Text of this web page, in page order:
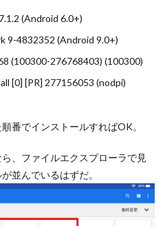
(Android 6.0+)
9-4832352 (Android 9.0+)
(100300-276768403) (100300)
[0] [PR] 277156053 (nodpi)
番でインストールすればOK。
、ファイルエクスプローラで見
並んでいるはずだ。